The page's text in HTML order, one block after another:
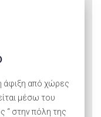
άφιξη από χώρες
μέσω του
“ στην πόλη της